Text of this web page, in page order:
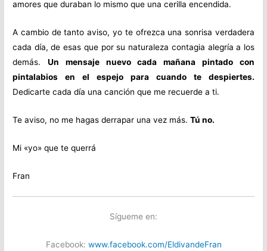
amores que duraban lo mismo que una cerilla encendida.
A cambio de tanto aviso, yo te ofrezca una sonrisa verdadera
cada día, de esas que por su naturaleza contagia alegría a los
demás. Un mensaje nuevo cada mañana pintado con
pintalabios en el espejo para cuando te despiertes.
Dedicarte cada día una canción que me recuerde a ti.
Te aviso, no me hagas derrapar una vez más.Tú no.
Mi «yo» que te querrá
Fran
Sígueme en:
Facebook: www.facebook.com/EldivandeFran